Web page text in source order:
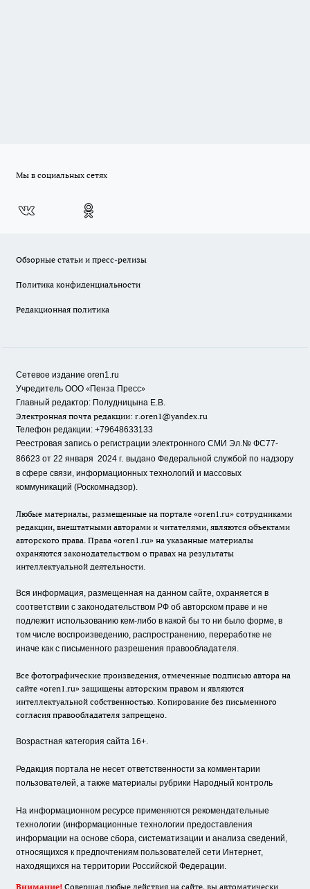
Мы в социальных сетях
Обзорные статьи и пресс-релизы
Политика конфиденциальности
Редакционная политика
Сетевое издание oren1.ru
Учредитель ООО «Пенза Пресс»
Главный редактор: Полудницына Е.В.
Электронная почта редакции: r.oren1@yandex.ru
Телефон редакции: +79648633133
Реестровая запись о регистрации электронного СМИ Эл.№ ФС77-
86623 от 22 января 2024 г. выдано Федеральной службой по надзору
в сфере связи, информационных технологий и массовых
коммуникаций (Роскомнадзор).
Любые материалы, размещенные на портале «oren1.ru» сотрудниками
редакции, внештатными авторами и читателями, являются объектами
авторского права. Права «oren1.ru» на указанные материалы
охраняются законодательством о правах на результаты
интеллектуальной деятельности.
Вся информация, размещенная на данном сайте, охраняется в
соответствии с законодательством РФ об авторском праве и не
подлежит использованию кем-либо в какой бы то ни было форме, в
том числе воспроизведению, распространению, переработке не
иначе как с письменного разрешения правообладателя.
Все фотографические произведения, отмеченные подписью автора на
сайте «oren1.ru» защищены авторским правом и являются
интеллектуальной собственностью. Копирование без письменного
согласия правообладателя запрещено.
Возрастная категория сайта 16+.
Редакция портала не несет ответственности за комментарии
пользователей, а также материалы рубрики Народный контроль
На информационном ресурсе применяются рекомендательные
технологии (информационные технологии предоставления
информации на основе сбора, систематизации и анализа сведений,
относящихся к предпочтениям пользователей сети Интернет,
находящихся на территории Российской Федерации.
Внимание! Совершая любые действия на сайте, вы автоматически